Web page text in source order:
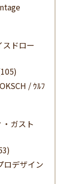
ドロー
/ ｳﾙﾌ
・ガスト
ロデザイン